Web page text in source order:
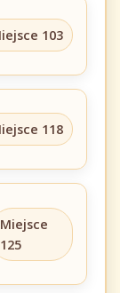
103
118
Miejsce
125